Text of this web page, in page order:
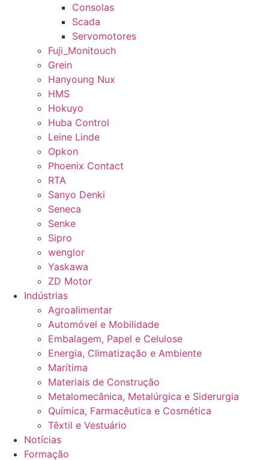
Consolas
Scada
Servomotores
Fuji_Monitouch
Grein
Hanyoung Nux
HMS
Hokuyo
Huba Control
Leine Linde
Opkon
Phoenix Contact
RTA
Sanyo Denki
Seneca
Senke
Sipro
wenglor
Yaskawa
ZD Motor
Indústrias
Agroalimentar
Automóvel e Mobilidade
Embalagem, Papel e Celulose
Energia, Climatização e Ambiente
Marítima
Materiais de Construção
Metalomecânica, Metalúrgica e Siderurgia
Química, Farmacêutica e Cosmética
Têxtil e Vestuário
Notícias
Formação